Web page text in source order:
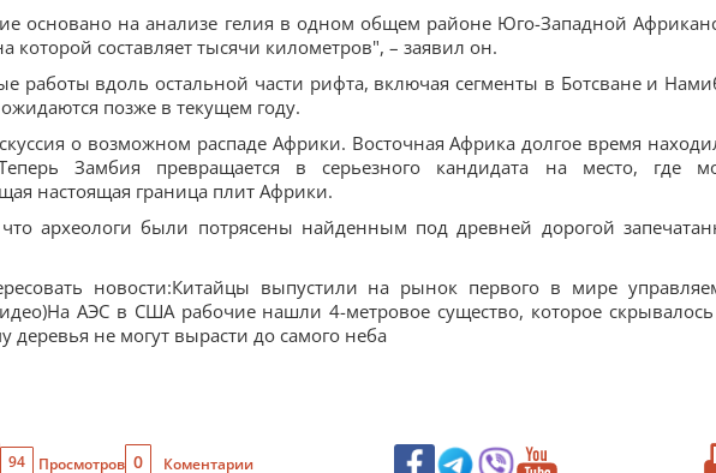
основано на анализе гелия в одном общем районе Юго-Западной
которой составляет тысячи километров", – заявил он.
работы вдоль остальной части рифта, включая сегменты в Ботсване и
позже в текущем году.
о возможном распаде Африки. Восточная Африка долгое время
Замбия превращается в серьезного кандидата на место, где
настоящая граница плит Африки.
археологи были потрясены найденным под древней дорогой
новости:Китайцы выпустили на рынок первого в мире
АЭС в США рабочие нашли 4-метровое существо, которое
не могут вырасти до самого неба
94 Просмотров 0 Коментарии